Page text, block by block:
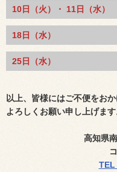
10日（火）・ 11日（水）
18日（水）
25日（水）
以上、皆様にはご不便をお
よろしくお願い申し上げます
高知県
TEL